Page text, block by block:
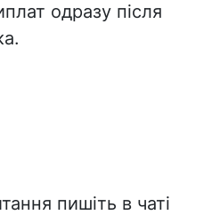
одразу після
пишіть в чаті